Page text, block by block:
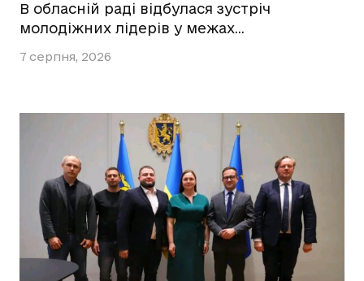
В обласній раді відбулася зустріч
молодіжних лідерів у межах…
7 серпня, 2026